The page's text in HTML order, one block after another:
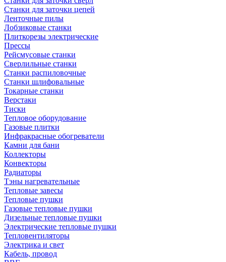
Станки для заточки цепей
Ленточные пилы
Лобзиковые станки
Плиткорезы электрические
Прессы
Рейсмусовые станки
Сверлильные станки
Станки распиловочные
Станки шлифовальные
Токарные станки
Верстаки
Тиски
Тепловое оборудование
Газовые плитки
Инфракрасные обогреватели
Камни для бани
Коллекторы
Конвекторы
Радиаторы
Тэны нагревательные
Тепловые завесы
Тепловые пушки
Газовые тепловые пушки
Дизельные тепловые пушки
Электрические тепловые пушки
Тепловентиляторы
Электрика и свет
Кабель, провод